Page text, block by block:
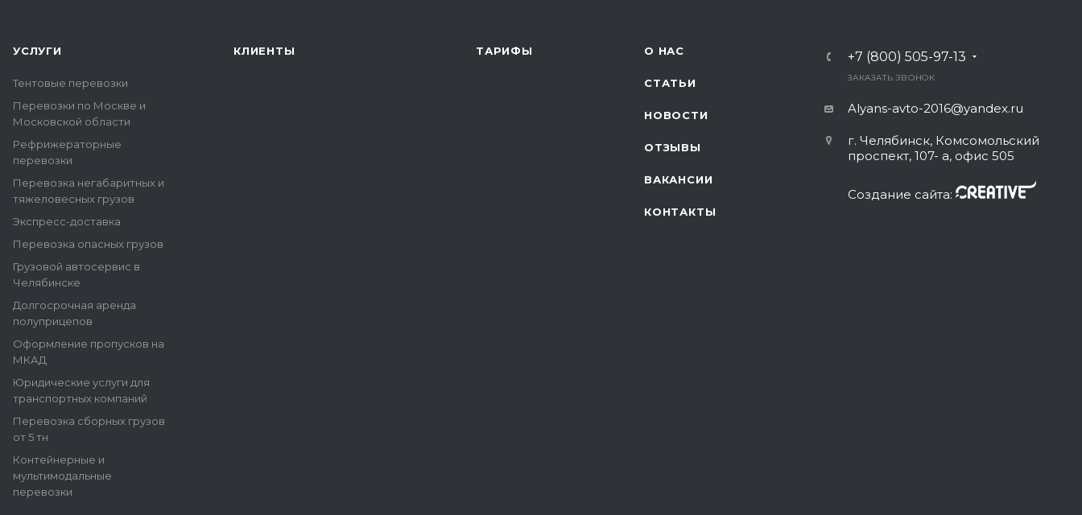
УСЛУГИ
Тентовые перевозки
Перевозки по Москве и
Московской области
Рефрижераторные
перевозки
Перевозка негабаритных и
тяжеловесных грузов
Экспресс-доставка
Перевозка опасных грузов
Грузовой автосервис в
Челябинске
Долгосрочная аренда
полуприцепов
Оформление пропусков на
МКАД
Юридические услуги для
транспортных компаний
Перевозка сборных грузов
от 5 тн
Контейнерные и
мультимодальные
перевозки
КЛИЕНТЫ ТАРИФЫ О НАС
СТАТЬИ
НОВОСТИ
ОТЗЫВЫ
ВАКАНСИИ
КОНТАКТЫ
+7 (800) 505-97-13
ЗАКАЗАТЬ ЗВОНОК
Alyans-avto-2016@yandex.ru
г. Челябинск, Комсомольский
проспект, 107- а, офис 505
Cоздание сайта: